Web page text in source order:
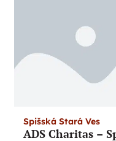
Spišská Stará Ves
ADS Charitas –